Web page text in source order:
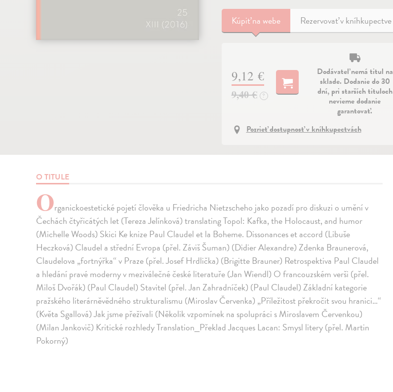
Kúpiťna webe Rezervovať v kníhkupectve
9,12 €
9,40 € ?
Dodávateľ nemá titul na
sklade. Dodanie do 30
dní, pri starších tituloch
nevieme dodanie
garantovať.
Pozrieť dostupnosť v kníhkupectvách
O TITULE
Organickoestetické pojetí člověka u Friedricha Nietzscheho jako pozadí pro diskuzi o umění v
Čechách čtyřicátých let (Tereza Jelínková) translating Topol: Kafka, the Holocaust, and humor
(Michelle Woods) Skici Ke knize Paul Claudel et la Boheme. Dissonances et accord (Libuše
Heczková) Claudel a střední Evropa (přel. Záviš Šuman) (Didier Alexandre) Zdenka Braunerová,
Claudelova „fortnýřka“ v Praze (přel. Josef Hrdlička) (Brigitte Brauner) Retrospektiva Paul Claudel
a hledání pravé moderny v meziválečné české literatuře (Jan Wiendl) O francouzském verši (přel.
Miloš Dvořák) (Paul Claudel) Stavitel (přel. Jan Zahradníček) (Paul Claudel) Základní kategorie
pražského literárněvědného strukturalismu (Miroslav Červenka) „Příležitost překročit svou hranici…“
(Květa Sgallová) Jak jsme přežívali (Několik vzpomínek na spolupráci s Miroslavem Červenkou)
(Milan Jankovič) Kritické rozhledy Translation_Překlad Jacques Lacan: Smysl litery (přel. Martin
Pokorný)